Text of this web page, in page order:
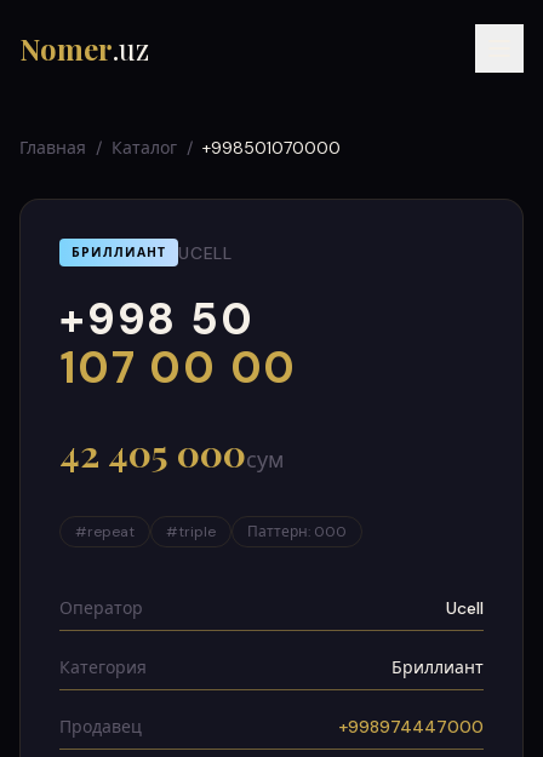
Nomer.uz
UZ УЗ
Главная / Каталог / +998501070000
БРИЛЛИАНТ UCELL
+998 50
107 00 00
000
999
42 405 000сум
#repeat #triple Паттерн: 000
Оператор Ucell
Категория Бриллиант
Продавец +998974447000